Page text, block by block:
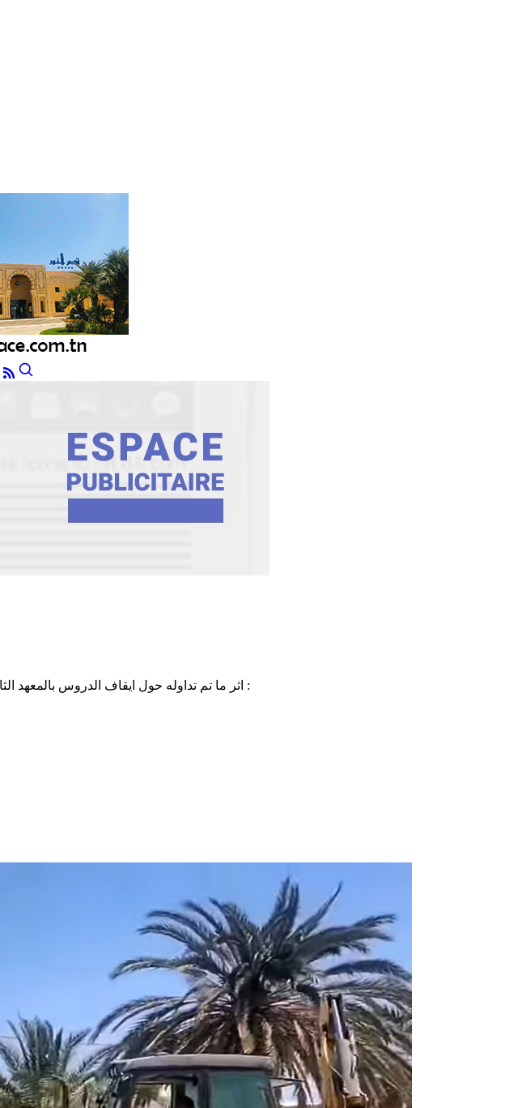
اثر ما تم تداوله حول ايقاف الدروس بالمعهد الثانوي مجيدة بوليلة بصفاقس عشية اليوم للقيام بعمليات التعقيم نشرت المندوبية بلاغا توضيحا للعملية هذا نصّه :